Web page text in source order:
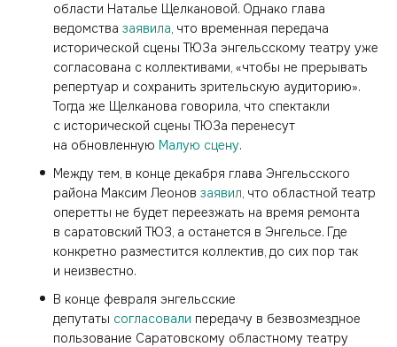
области Наталье Щелкановой. Однако глава
ведомства заявила, что временная передача
исторической сцены ТЮЗа энгельсскому театру уже
согласована с коллективами, «чтобы не прерывать
репертуар и сохранить зрительскую аудиторию».
Тогда же Щелканова говорила, что спектакли
с исторической сцены ТЮЗа перенесут
на обновленную Малую сцену.
Между тем, в конце декабря глава Энгельсского
района Максим Леонов заявил, что областной театр
оперетты не будет переезжать на время ремонта
в саратовский ТЮЗ, а останется в Энгельсе. Где
конкретно разместится коллектив, до сих пор так
и неизвестно.
В конце февраля энгельсские
депутаты согласовали передачу в безвозмездное
пользование Саратовскому областному театру